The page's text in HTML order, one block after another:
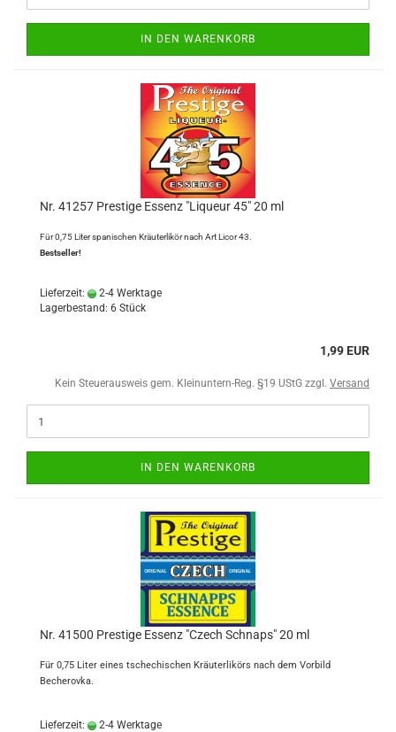
IN DEN WARENKORB
Nr. 41257 Prestige Essenz "Liqueur 45" 20 ml
Für 0,75 Liter spanischen Kräuterlikör nach Art Licor 43.
Bestseller!
Lieferzeit:
2-4 Werktage
Lagerbestand: 6 Stück
1,99 EUR
Kein Steuerausweis gem. Kleinuntern-Reg. §19 UStG zzgl. Versand
IN DEN WARENKORB
Nr. 41500 Prestige Essenz "Czech Schnaps" 20 ml
Für 0,75 Liter eines tschechischen Kräuterlikörs nach dem Vorbild
Becherovka.
Lieferzeit:
2-4 Werktage